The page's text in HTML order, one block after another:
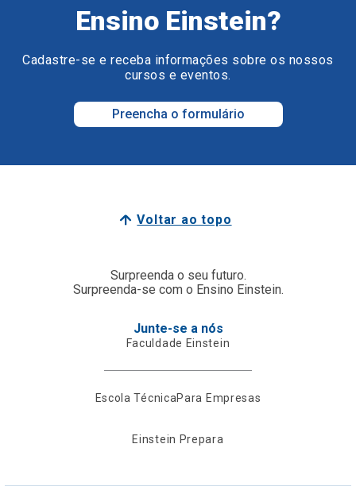
Ensino Einstein?
Cadastre-se e receba informações sobre os nossos
cursos e eventos.
Preencha o formulário
Voltar ao topo
Surpreenda o seu futuro.
Surpreenda-se com o Ensino Einstein.
Junte-se a nós
Faculdade Einstein
Escola TécnicaPara Empresas
Einstein Prepara